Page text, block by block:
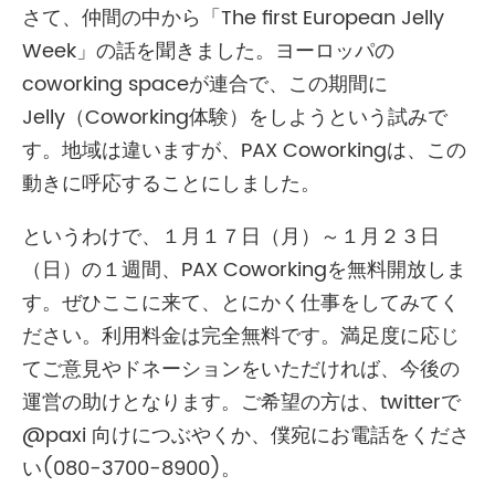
さて、仲間の中から「The first European Jelly
Week」の話を聞きました。ヨーロッパの
coworking spaceが連合で、この期間に
Jelly（Coworking体験）をしようという試みで
す。地域は違いますが、PAX Coworkingは、この
動きに呼応することにしました。
というわけで、１月１７日（月）～１月２３日
（日）の１週間、PAX Coworkingを無料開放しま
す。ぜひここに来て、とにかく仕事をしてみてく
ださい。利用料金は完全無料です。満足度に応じ
てご意見やドネーションをいただければ、今後の
運営の助けとなります。ご希望の方は、twitterで
@paxi 向けにつぶやくか、僕宛にお電話をくださ
い(080-3700-8900)。